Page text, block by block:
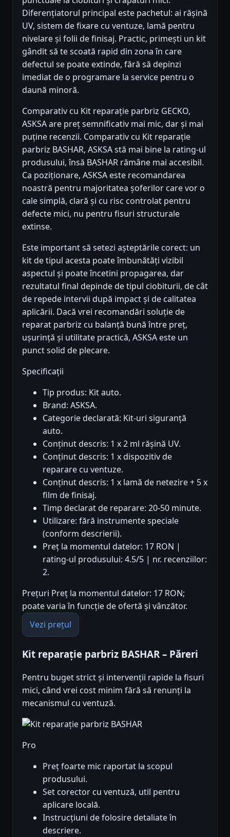
Diferențiatorul principal este pachetul: ai rășină
UV, sistem de fixare cu ventuze, lamă pentru
nivelare și folii de finisaj. Practic, primești un kit
gândit să te scoată rapid din zona în care
defectul se poate extinde, fără să depinzi
imediat de o programare la service pentru o
daună minoră.
Comparativ cu Kit reparație parbriz GECKO,
ASKSA are preț semnificativ mai mic, dar și mai
puține recenzii. Comparativ cu Kit reparație
parbriz BASHAR, ASKSA stă mai bine la rating-ul
produsului, însă BASHAR rămâne mai accesibil.
Ca poziționare, ASKSA este recomandarea
noastră pentru majoritatea șoferilor care vor o
cale simplă, clară și cu risc controlat pentru
defecte mici, nu pentru fisuri structurale
extinse.
Este important să setezi așteptările corect: un
kit de tipul acesta poate îmbunătăți vizibil
aspectul și poate încetini propagarea, dar
rezultatul final depinde de tipul ciobiturii, de cât
de repede intervii după impact și de calitatea
aplicării. Dacă vrei recomandări soluție de
reparat parbriz cu balanță bună între preț,
ușurință și utilitate practică, ASKSA este un
punct solid de plecare.
Specificații
Tip produs: Kit auto.
Brand: ASKSA.
Categorie declarată: Kit-uri siguranță
auto.
Conținut descris: 1 x 2 ml rășină UV.
Conținut descris: 1 x dispozitiv de
reparare cu ventuze.
Conținut descris: 1 x lamă de netezire + 5 x
film de finisaj.
Timp declarat de reparare: 20-50 minute.
Utilizare: fără instrumente speciale
(conform descrierii).
Preț la momentul datelor: 17 RON |
rating-ul produsului: 4.5/5 | nr. recenziilor:
2.
Prețuri Preț la momentul datelor: 17 RON;
poate varia în funcție de ofertă și vânzător.
Vezi prețul
Kit reparație parbriz BASHAR – Păreri
Pentru buget strict și intervenții rapide la fisuri
mici, când vrei cost minim fără să renunți la
mecanismul cu ventuză.
Pro
Preț foarte mic raportat la scopul
produsului.
Set corector cu ventuză, util pentru
aplicare locală.
Instrucțiuni de folosire detaliate în
descriere.